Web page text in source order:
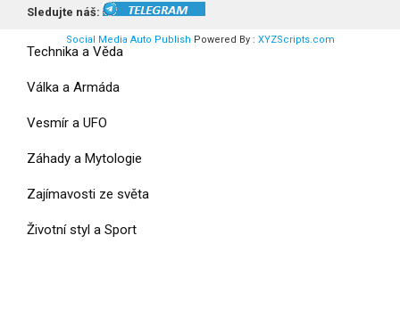
Myšlení
Technika a Věda
Válka a Armáda
Vesmír a UFO
Záhady a Mytologie
Zajímavosti ze světa
Životní styl a Sport
Sledujte náš:
Social Media Auto Publish Powered By : XYZScripts.com